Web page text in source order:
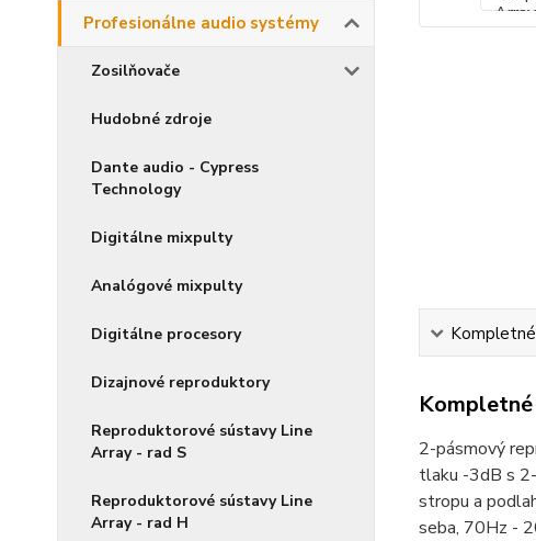
Profesionálne audio systémy
Zosilňovače
Hudobné zdroje
Dante audio - Cypress
Technology
Digitálne mixpulty
Analógové mixpulty
Digitálne procesory
Dizajnové reproduktory
Reproduktorové sústavy Line
Array - rad S
Reproduktorové sústavy Line
Array - rad H
2-pásmový
tlaku -3dB s
stropu a
seba, 70Hz -